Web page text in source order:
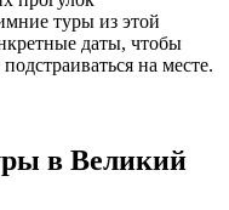
туры из этой
даты, чтобы
на месте.
в Великий